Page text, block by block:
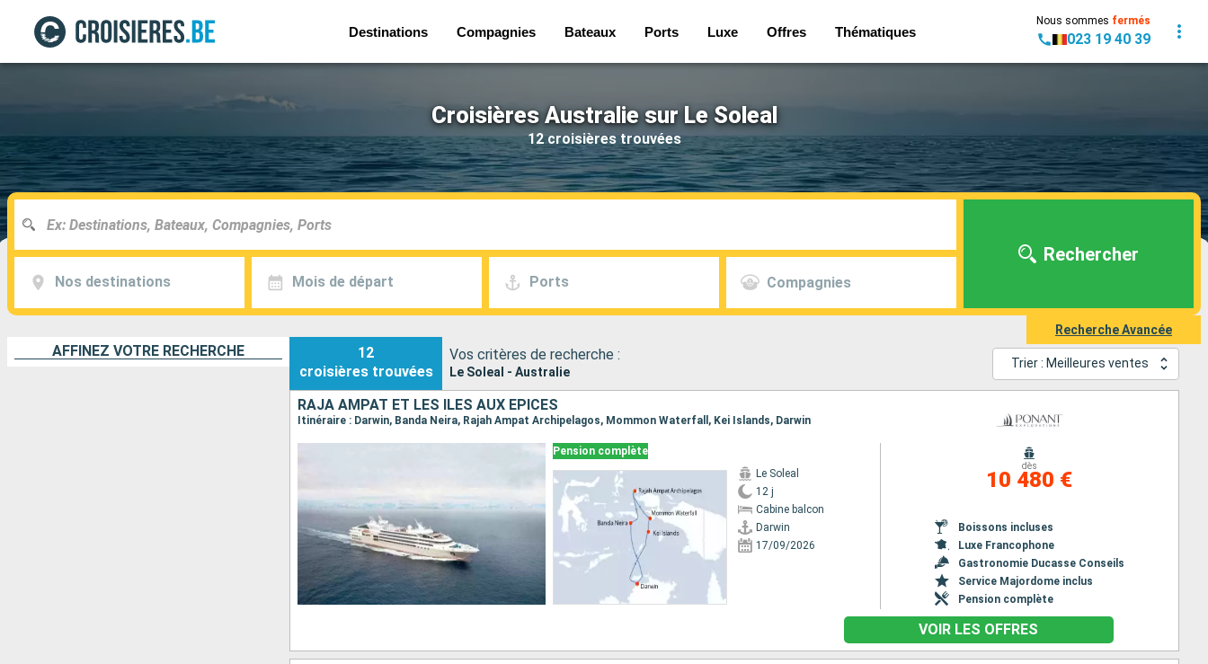
Destinations Compagnies Bateaux Ports Luxe Offres Thématiques
Nous sommes fermés
023 19 40 39
Croisières Australie sur Le Soleal
12 croisières trouvées
Nos destinations Mois de départ Ports Compagnies
Rechercher
Recherche Avancée
AFFINEZ VOTRE RECHERCHE
12
croisières trouvées
Vos critères de recherche :
Le Soleal - Australie
Trier : Meilleures ventes
RAJA AMPAT ET LES ÎLES AUX ÉPICES
Itinéraire : Darwin, Banda Neira, Rajah Ampat Archipelagos, Mommon Waterfall, Kei Islands, Darwin
Pension complète
Le Soleal
12 j
Cabine balcon
Darwin
17/09/2026
dès
10 480 €
Boissons incluses
Luxe Francophone
Gastronomie Ducasse Conseils
Service Majordome inclus
Pension complète
VOIR LES OFFRES